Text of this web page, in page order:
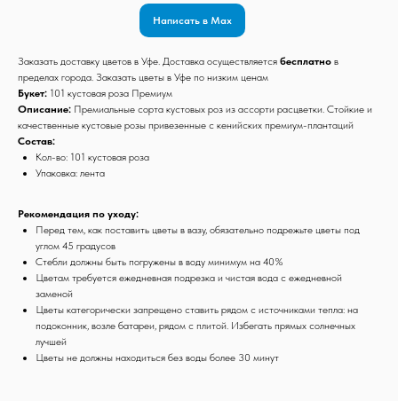
Написать в Max
Заказать доставку цветов в Уфе. Доставка осуществляется бесплатно в
пределах города. Заказать цветы в Уфе по низким ценам
Букет: 101 кустовая роза Премиум
Описание: Премиальные сорта кустовых роз из ассорти расцветки. Стойкие и
качественные кустовые розы привезенные с кенийских премиум-плантаций
Состав:
Кол-во: 101 кустовая роза
Упаковка: лента
Рекомендация по уходу:
Перед тем, как поставить цветы в вазу, обязательно подрежьте цветы под
углом 45 градусов
Стебли должны быть погружены в воду минимум на 40%
Цветам требуется ежедневная подрезка и чистая вода с ежедневной
заменой
Цветы категорически запрещено ставить рядом с источниками тепла: на
подоконник, возле батареи, рядом с плитой. Избегать прямых солнечных
лучшей
Цветы не должны находиться без воды более 30 минут